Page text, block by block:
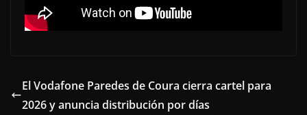
El Vodafone Paredes de Coura cierra cartel para
2026 y anuncia distribución por días